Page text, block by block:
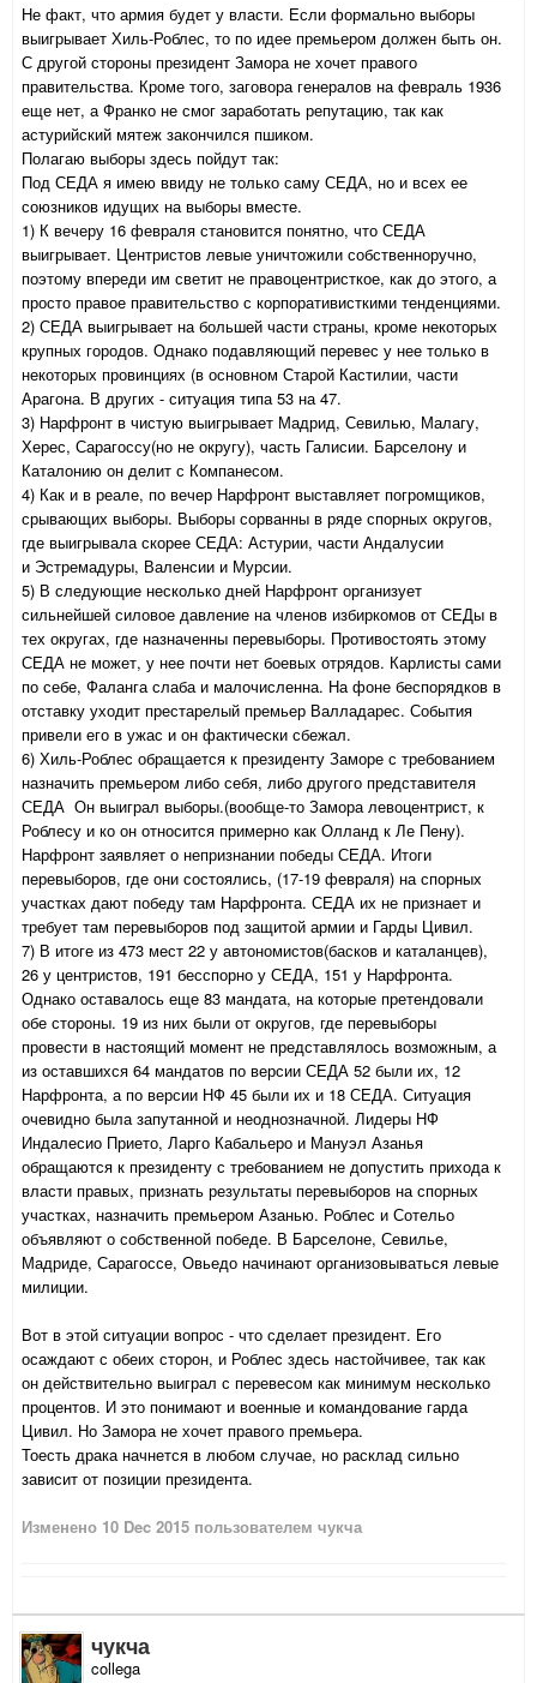
Не факт, что армия будет у власти. Если формально выборы
выигрывает Хиль-Роблес, то по идее премьером должен быть он.
С другой стороны президент Замора не хочет правого
правительства. Кроме того, заговора генералов на февраль 1936
еще нет, а Франко не смог заработать репутацию, так как
астурийский мятеж закончился пшиком.
Полагаю выборы здесь пойдут так:
Под СЕДА я имею ввиду не только саму СЕДА, но и всех ее
союзников идущих на выборы вместе.
1) К вечеру 16 февраля становится понятно, что СЕДА
выигрывает. Центристов левые уничтожили собственноручно,
поэтому впереди им светит не правоцентристкое, как до этого, а
просто правое правительство с корпоративисткими тенденциями.
2) СЕДА выигрывает на большей части страны, кроме некоторых
крупных городов. Однако подавляющий перевес у нее только в
некоторых провинциях (в основном Старой Кастилии, части
Арагона. В других - ситуация типа 53 на 47.
3) Нарфронт в чистую выигрывает Мадрид, Севилью, Малагу,
Херес, Сарагоссу(но не округу), часть Галисии. Барселону и
Каталонию он делит с Компанесом.
4) Как и в реале, по вечер Нарфронт выставляет погромщиков,
срывающих выборы. Выборы сорванны в ряде спорных округов,
где выигрывала скорее СЕДА: Астурии, части Андалусии
и Эстремадуры, Валенсии и Мурсии.
5) В следующие несколько дней Нарфронт организует
сильнейшей силовое давление на членов избиркомов от СЕДы в
тех округах, где назначенны перевыборы. Противостоять этому
СЕДА не может, у нее почти нет боевых отрядов. Карлисты сами
по себе, Фаланга слаба и малочисленна. На фоне беспорядков в
отставку уходит престарелый премьер Валладарес. События
привели его в ужас и он фактически сбежал.
6) Хиль-Роблес обращается к президенту Заморе с требованием
назначить премьером либо себя, либо другого представителя
СЕДА Он выиграл выборы.(вообще-то Замора левоцентрист, к
Роблесу и ко он относится примерно как Олланд к Ле Пену).
Нарфронт заявляет о непризнании победы СЕДА. Итоги
перевыборов, где они состоялись, (17-19 февраля) на спорных
участках дают победу там Нарфронта. СЕДА их не признает и
требует там перевыборов под защитой армии и Гарды Цивил.
7) В итоге из 473 мест 22 у автономистов(басков и каталанцев),
26 у центристов, 191 бесспорно у СЕДА, 151 у Нарфронта.
Однако оставалось еще 83 мандата, на которые претендовали
обе стороны. 19 из них были от округов, где перевыборы
провести в настоящий момент не представлялось возможным, а
из оставшихся 64 мандатов по версии СЕДА 52 были их, 12
Нарфронта, а по версии НФ 45 были их и 18 СЕДА. Ситуация
очевидно была запутанной и неоднозначной. Лидеры НФ
Индалесио Прието, Ларго Кабальеро и Мануэл Азанья
обращаются к президенту с требованием не допустить прихода к
власти правых, признать результаты перевыборов на спорных
участках, назначить премьером Азанью. Роблес и Сотельо
объявляют о собственной победе. В Барселоне, Севилье,
Мадриде, Сарагоссе, Овьедо начинают организовываться левые
милиции.
Вот в этой ситуации вопрос - что сделает президент. Его
осаждают с обеих сторон, и Роблес здесь настойчивее, так как
он действительно выиграл с перевесом как минимум несколько
процентов. И это понимают и военные и командование гарда
Цивил. Но Замора не хочет правого премьера.
Тоесть драка начнется в любом случае, но расклад сильно
зависит от позиции президента.
Изменено 10 Dec 2015 пользователем чукча
чукча
collega